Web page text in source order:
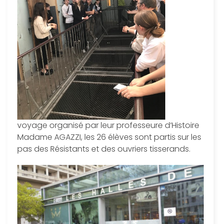
voyage organisé par leur professeure d’Histoire
Madame AGAZZI, les 26 élèves sont partis sur les
pas des Résistants et des ouvriers tisserands.